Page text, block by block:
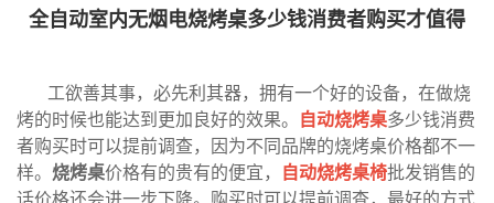
全自动室内无烟电烧烤桌多少钱消费者购买才值得
工欲善其事，必先利其器，拥有一个好的设备，在做烧
烤的时候也能达到更加良好的效果。
自动烧烤桌多少钱消费
者购买时可以提前调查，因为不同品牌的烧烤桌价格都不一
样。 烧烤桌价格有的贵有的便宜， 自动烧烤桌椅批发销售的